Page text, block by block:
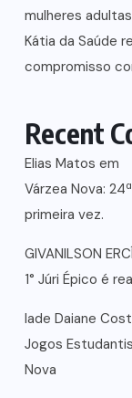
mulheres adultas
Kátia da Saúde
compromisso
Recent
Elias Matos em
Várzea Nova:
primeira vez.
GIVANILSON
1° Júri Épico é
lade Daiane
Jogos
Nova